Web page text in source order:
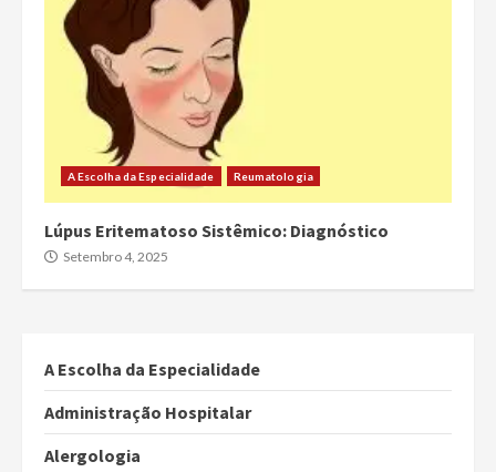
A Escolha da Especialidade Reumatologia
Lúpus Eritematoso Sistêmico: Diagnóstico
Setembro 4, 2025
A Escolha da Especialidade
Administração Hospitalar
Alergologia